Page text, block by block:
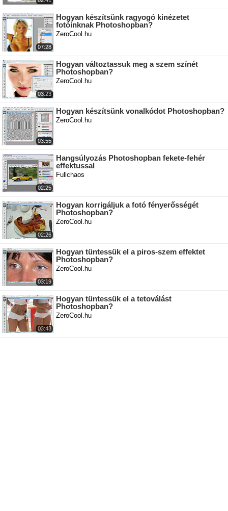
07:28
Hogyan készítsünk ragyogó kinézetet
fotóinknak Photoshopban?
ZeroCool.hu
03:23
Hogyan változtassuk meg a szem színét
Photoshopban?
ZeroCool.hu
03:55
Hogyan készítsünk vonalkódot Photoshopban?
ZeroCool.hu
02:25
Hangsúlyozás Photoshopban fekete-fehér
effektussal
Fullchaos
02:26
Hogyan korrigáljuk a fotó fényerősségét
Photoshopban?
ZeroCool.hu
03:19
Hogyan tüntessük el a piros-szem effektet
Photoshopban?
ZeroCool.hu
03:43
Hogyan tüntessük el a tetoválást
Photoshopban?
ZeroCool.hu